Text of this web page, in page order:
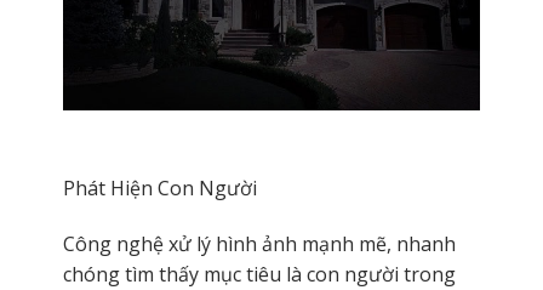
Phát Hiện Con Người
Công nghệ xử lý hình ảnh mạnh mẽ, nhanh
chóng tìm thấy mục tiêu là con người trong